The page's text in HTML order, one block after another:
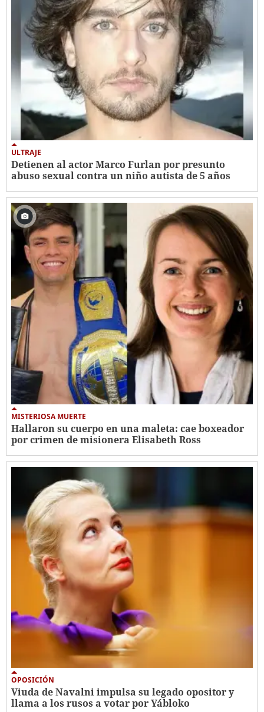
ULTRAJE
Detienen al actor Marco Furlan por presunto
abuso sexual contra un niño autista de 5 años
MISTERIOSA MUERTE
Hallaron su cuerpo en una maleta: cae boxeador
por crimen de misionera Elisabeth Ross
OPOSICIÓN
Viuda de Navalni impulsa su legado opositor y
llama a los rusos a votar por Yábloko